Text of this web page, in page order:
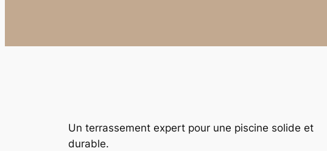
Un terrassement expert pour une piscine solide et
durable.